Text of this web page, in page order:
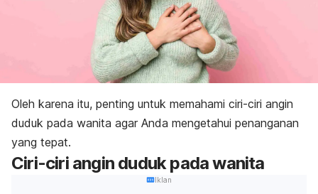
Oleh karena itu, penting untuk memahami ciri-ciri angin
duduk pada wanita agar Anda mengetahui penanganan
yang tepat.
Ciri-ciri angin duduk pada wanita
Iklan